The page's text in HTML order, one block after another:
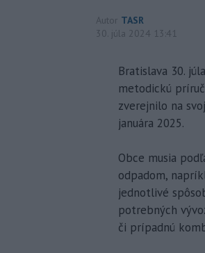
Autor TASR
30. júla 2024 13:41
Bratislava 30.
metodickú
zverejnilo na
januára 2025.
Obce musia
odpadom,
jednotlivé
potrebných
či prípadnú